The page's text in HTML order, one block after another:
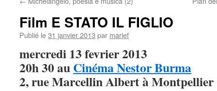
Film E STATO IL FIGLIO
Publié le31 janvier 2013 par marief
mercredi 13 fevrier 2013
20h 30 auCinéma Nestor Burma
2, rue Marcellin Albert à Montpellier